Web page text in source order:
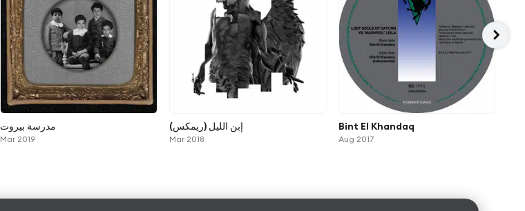
مدرسة بيروت
Mar 2019
إبن الليل (ريمكس)
Mar 2018
Bint El Khandaq
Aug 2017